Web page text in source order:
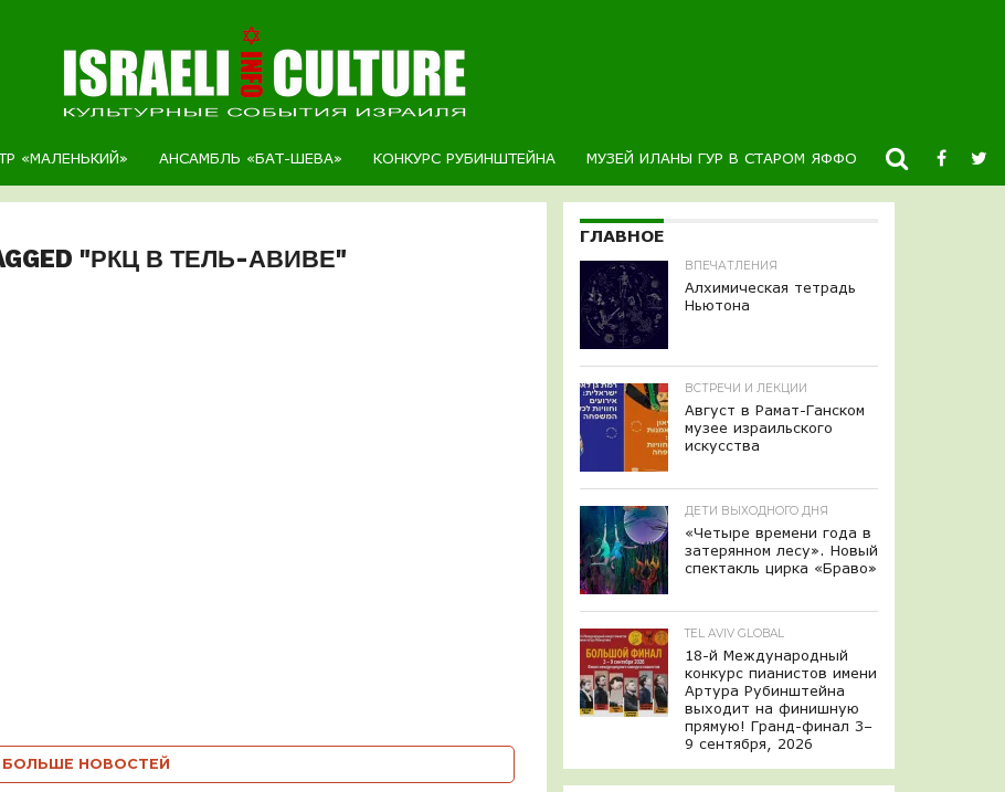
«МАЛЕНЬКИЙ» АНСАМБЛЬ «БАТ-ШЕВА» КОНКУРС РУБИНШТЕЙНА МУЗЕЙ ИЛАНЫ ГУР В СТАРОМ ЯФФО НОВОСТИ
"РКЦ В ТЕЛЬ-АВИВЕ"
БОЛЬШЕ НОВОСТЕЙ
ГЛАВНОЕ
ВПЕЧАТЛЕНИЯ
Алхимическая тетрадь
Ньютона
ВСТРЕЧИ И ЛЕКЦИИ
Август в Рамат-Ганском
музее израильского
искусства
ДЕТИ ВЫХОДНОГО ДНЯ
«Четыре времени года в
затерянном лесу». Новый
спектакль цирка «Браво»
TEL AVIV GLOBAL
18-й Международный
конкурс пианистов имени
Артура Рубинштейна
выходит на финишную
прямую! Гранд-финал 3–
9 сентября, 2026